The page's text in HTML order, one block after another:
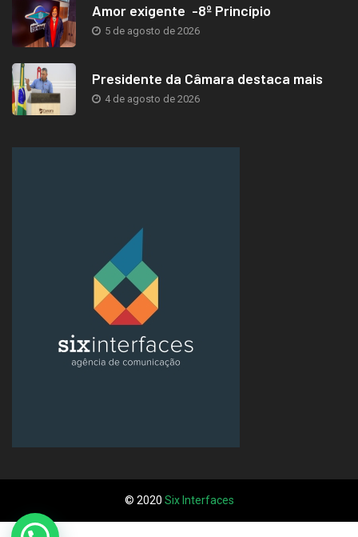
Amor exigente -8º Princípio
5 de agosto de 2026
Presidente da Câmara destaca mais
4 de agosto de 2026
© 2020 Six Interfaces